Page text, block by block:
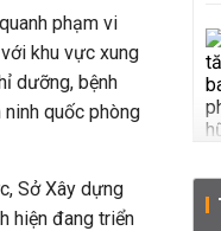
phạm vi
khu vực xung
dưỡng, bệnh
quốc phòng
Sở Xây dựng
hiện đang triển